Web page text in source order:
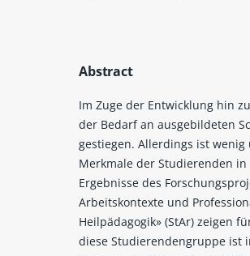
Abstract
Im Zuge der Entwicklung hin
der Bedarf an ausgebildeten
gestiegen. Allerdings ist
Merkmale der Studierenden
Ergebnisse des
Arbeitskontexte und
Heilpädagogik» (StAr) zeigen
diese Studierendengruppe ist